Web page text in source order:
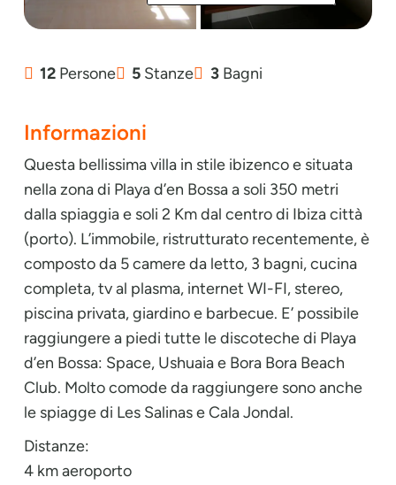
12 Persone 5 Stanze 3Bagni
Informazioni
Questa bellissima villa in stile ibizenco e situata
nella zona di Playa d’en Bossa a soli 350 metri
dalla spiaggia e soli 2 Km dal centro di Ibiza città
(porto). L’immobile, ristrutturato recentemente, è
composto da 5 camere da letto, 3 bagni, cucina
completa, tv al plasma, internet WI-FI, stereo,
piscina privata, giardino e barbecue. E’ possibile
raggiungere a piedi tutte le discoteche di Playa
d’en Bossa: Space, Ushuaia e Bora Bora Beach
Club. Molto comode da raggiungere sono anche
le spiagge di Les Salinas e Cala Jondal.
Distanze:
4 km aeroporto